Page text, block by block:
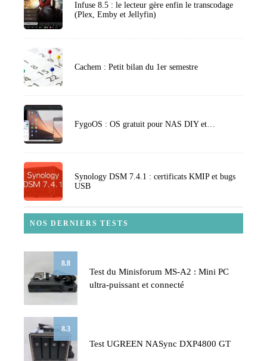
Infuse 8.5 : le lecteur gère enfin le transcodage
(Plex, Emby et Jellyfin)
Cachem : Petit bilan du 1er semestre
FygoOS : OS gratuit pour NAS DIY et…
Synology DSM 7.4.1 : certificats KMIP et bugs
USB
NOS DERNIERS TESTS
8.8
Test du Minisforum MS-A2 : Mini PC
ultra-puissant et connecté
8.3
Test UGREEN NASync DXP4800 GT